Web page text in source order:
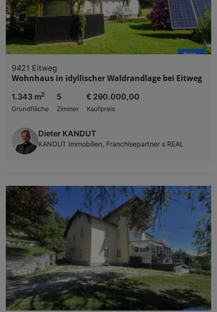
9421 Eitweg
Wohnhaus in idyllischer Waldrandlage bei Eitweg
1.343 m2
Grundfläche
5
Zimmer
€ 290.000,00
Kaufpreis
Dieter KANDUT
KANDUT Immobilien, Franchisepartner s REAL